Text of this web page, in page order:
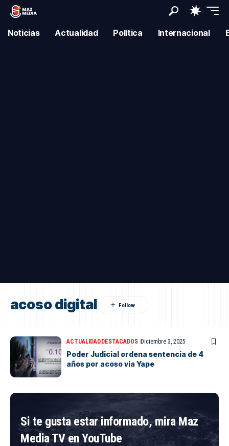
Noticias Actualidad Política Internacional
acoso digital
ACTUALIDADDESTACADOS Diciembre 3, 2025
Poder Judicial ordena sentencia de 4
años por acoso vía Yape
Si te gusta estar informado, mira Maz
Media TV en YouTube